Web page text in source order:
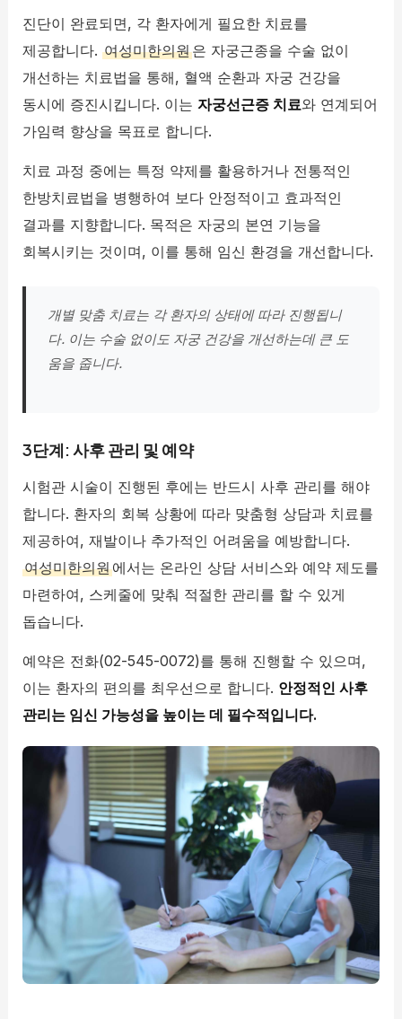
진단이 완료되면, 각 환자에게 필요한 치료를
제공합니다.여성미한의원은 자궁근종을 수술 없이
개선하는 치료법을 통해, 혈액 순환과 자궁 건강을
동시에 증진시킵니다. 이는자궁선근증 치료와 연계되어
가임력 향상을 목표로 합니다.
치료 과정 중에는 특정 약제를 활용하거나 전통적인
한방치료법을 병행하여 보다 안정적이고 효과적인
결과를 지향합니다. 목적은 자궁의 본연 기능을
회복시키는 것이며, 이를 통해 임신 환경을 개선합니다.
개별 맞춤 치료는 각 환자의 상태에 따라 진행됩니
다. 이는 수술 없이도 자궁 건강을 개선하는데 큰 도
움을 줍니다.
3단계: 사후 관리 및 예약
시험관 시술이 진행된 후에는 반드시 사후 관리를 해야
합니다. 환자의 회복 상황에 따라 맞춤형 상담과 치료를
제공하여, 재발이나 추가적인 어려움을 예방합니다.
여성미한의원에서는 온라인 상담 서비스와 예약 제도를
마련하여, 스케줄에 맞춰 적절한 관리를 할 수 있게
돕습니다.
예약은 전화(02-545-0072)를 통해 진행할 수 있으며,
이는 환자의 편의를 최우선으로 합니다. 안정적인 사후
관리는 임신 가능성을 높이는 데 필수적입니다.